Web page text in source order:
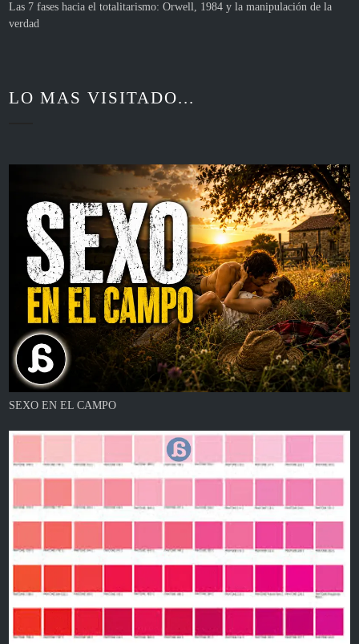
Las 7 fases hacia el totalitarismo: Orwell, 1984 y la manipulación de la
verdad
LO MAS VISITADO...
SEXO EN EL CAMPO